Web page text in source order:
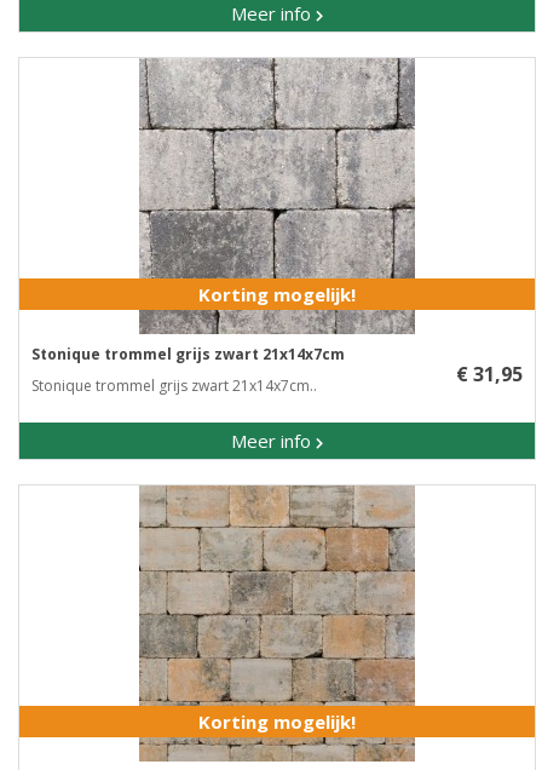
Meer info
Korting mogelijk!
Stonique trommel grijs zwart 21x14x7cm
Stonique trommel grijs zwart 21x14x7cm..
Meer info
€ 31,95
Korting mogelijk!